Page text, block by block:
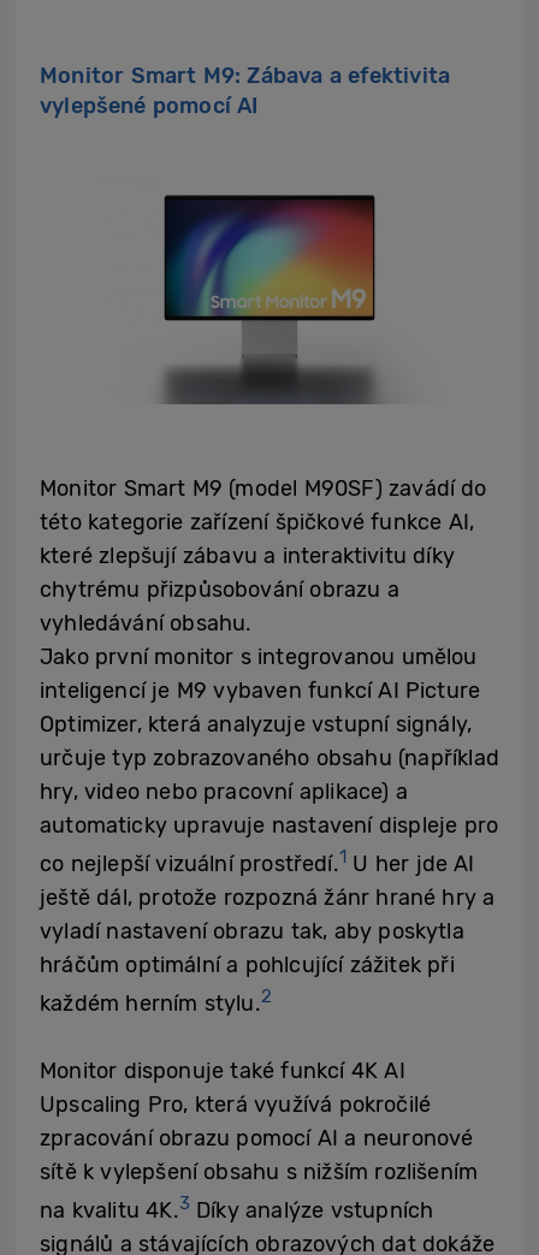
Monitor Smart M9: Zábava a efektivita
vylepšené pomocí AI
Monitor Smart M9 (model M90SF) zavádí do
této kategorie zařízení špičkové funkce AI,
které zlepšují zábavu a interaktivitu díky
chytrému přizpůsobování obrazu a
vyhledávání obsahu.
Jako první monitor s integrovanou umělou
inteligencí je M9 vybaven funkcí AI Picture
Optimizer, která analyzuje vstupní signály,
určuje typ zobrazovaného obsahu (například
hry, video nebo pracovní aplikace) a
automaticky upravuje nastavení displeje pro
co nejlepší vizuální prostředí.1 U her jde AI
ještě dál, protože rozpozná žánr hrané hry a
vyladí nastavení obrazu tak, aby poskytla
hráčům optimální a pohlcující zážitek při
každém herním stylu.2
Monitor disponuje také funkcí 4K AI
Upscaling Pro, která využívá pokročilé
zpracování obrazu pomocí AI a neuronové
sítě k vylepšení obsahu s nižším rozlišením
na kvalitu 4K.3 Díky analýze vstupních
signálů a stávajících obrazových dat dokáže